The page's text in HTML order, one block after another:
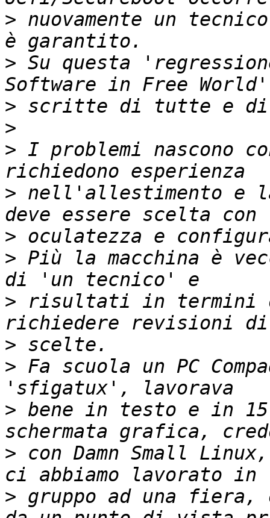
> nuovamente un
> Su questa
>
>
> I problemi nascono
> nell'allestimento e
>
> Più la macchina è
> risultati in termini
>
> Fa scuola un PC
> bene in testo e in
> con Damn Small
> gruppo ad una